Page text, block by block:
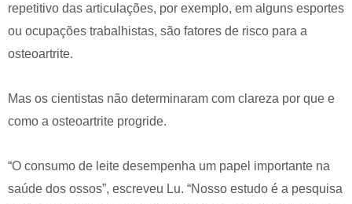
repetitivo das articulações, por exemplo, em alguns esportes
ou ocupações trabalhistas, são fatores de risco para a
osteoartrite.
Mas os cientistas não determinaram com clareza por que e
como a osteoartrite progride.
“O consumo de leite desempenha um papel importante na
saúde dos ossos”, escreveu Lu. “Nosso estudo é a pesquisa